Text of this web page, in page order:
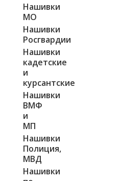
Нашивки
МО
Нашивки
Росгвардии
Нашивки
кадетские
и
курсантские
Нашивки
ВМФ
и
МП
Нашивки
Полиция,
МВД
Нашивки